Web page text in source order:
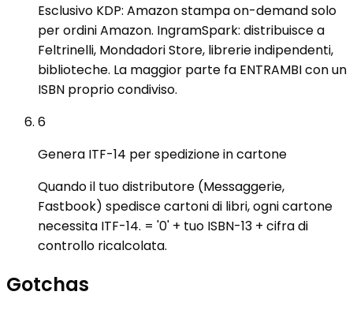
Esclusivo KDP: Amazon stampa on-demand solo
per ordini Amazon. IngramSpark: distribuisce a
Feltrinelli, Mondadori Store, librerie indipendenti,
biblioteche. La maggior parte fa ENTRAMBI con un
ISBN proprio condiviso.
6
Genera ITF-14 per spedizione in cartone
Quando il tuo distributore (Messaggerie,
Fastbook) spedisce cartoni di libri, ogni cartone
necessita ITF-14. = '0' + tuo ISBN-13 + cifra di
controllo ricalcolata.
Gotchas